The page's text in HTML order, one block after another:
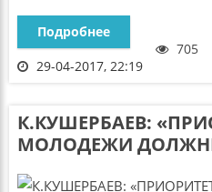
Подробнее
705
29-04-2017, 22:19
К.КУШЕРБАЕВ:
МОЛОДЕЖИ